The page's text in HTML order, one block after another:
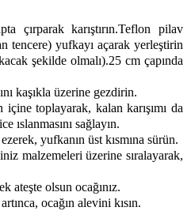
çırparak karıştırın.Teflon pilav
tencere) yufkayı açarak yerleştirin
şekilde olmalı).25 cm çapında
kaşıkla üzerine gezdirin.
içine toplayarak, kalan karışımı da
ıslanmasını sağlayın.
yufkanın üst kısmına sürün.
malzemeleri üzerine sıralayarak,
ateşte olsun ocağınız.
ocağın alevini kısın.